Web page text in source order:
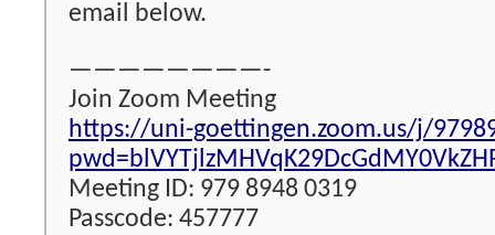
email below.
————————-
Join Zoom Meeting
https://uni-goettingen.zoom.us/j/
Meeting ID: 979 8948 0319
Passcode: 457777